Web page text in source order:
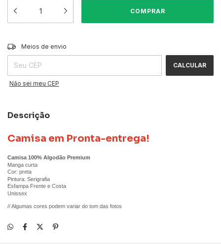
Entregas para o CEP:
Meios de envio
CALCULAR
Não sei meu CEP
Descrição
Camisa em Pronta-entrega!
Camisa 100% Algodão Premium
Manga curta
Cor: preta
Pintura: Serigrafia
Esfampa Frente e Costa
Unissex
// Algumas cores podem variar do tom das fotos